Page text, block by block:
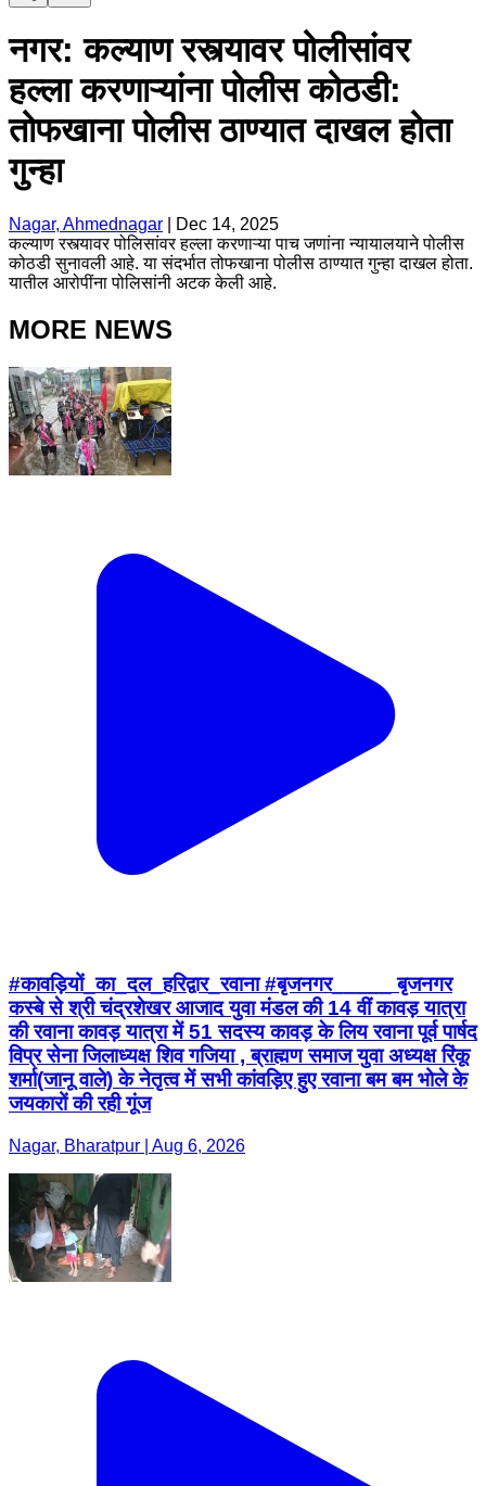
नगर: कल्याण रस्त्यावर पोलीसांवर
हल्ला करणाऱ्यांना पोलीस कोठडी:
तोफखाना पोलीस ठाण्यात दाखल होता
गुन्हा
Nagar, Ahmednagar
Dec 14, 2025
कल्याण रस्त्यावर पोलिसांवर हल्ला करणाऱ्या पाच जणांना न्यायालयाने पोलीस
कोठडी सुनावली आहे. या संदर्भात तोफखाना पोलीस ठाण्यात गुन्हा दाखल होता.
यातील आरोपींना पोलिसांनी अटक केली आहे.
MORE NEWS
#कावड़ियों_का_दल_हरिद्वार_रवाना #बृजनगर_____ बृजनगर
कस्बे से श्री चंद्रशेखर आजाद युवा मंडल की 14 वीं कावड़ यात्रा
की रवाना कावड़ यात्रा में 51 सदस्य कावड़ के लिय रवाना पूर्व पार्षद
विप्र सेना जिलाध्यक्ष शिव गजिया , ब्राह्मण समाज युवा अध्यक्ष रिंकू
शर्मा(जानू वाले) के नेतृत्व में सभी कांवड़िए हुए रवाना बम बम भोले के
जयकारों की रही गूंज
Nagar, Bharatpur | Aug 6, 2026